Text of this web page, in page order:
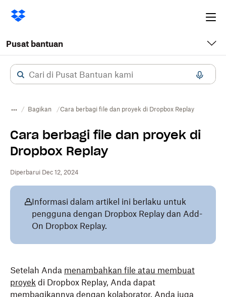
Pusat bantuan
Bagikan Cara berbagi file dan proyek di Dropbox Replay
Cara berbagi file dan proyek di
Dropbox Replay
Diperbarui Dec 12, 2024
Informasi dalam artikel ini berlaku untuk
pengguna dengan Dropbox Replay dan Add-
On Dropbox Replay.
Setelah Anda menambahkan file atau membuat
proyek di Dropbox Replay, Anda dapat
membagikannya dengan kolaborator. Anda juga